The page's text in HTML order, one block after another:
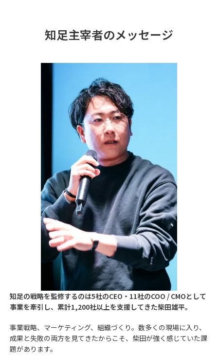
知足主宰者のメッセージ
知足の戦略を監修するのは5社のCEO・11社のCOO / CMOとして
事業を牽引し、累計1,200社以上を支援してきた柴田雄平。
事業戦略、マーケティング、組織づくり。数多くの現場に入り、
成果と失敗の両方を見てきたからこそ、柴田が強く感じていた課
題があります。